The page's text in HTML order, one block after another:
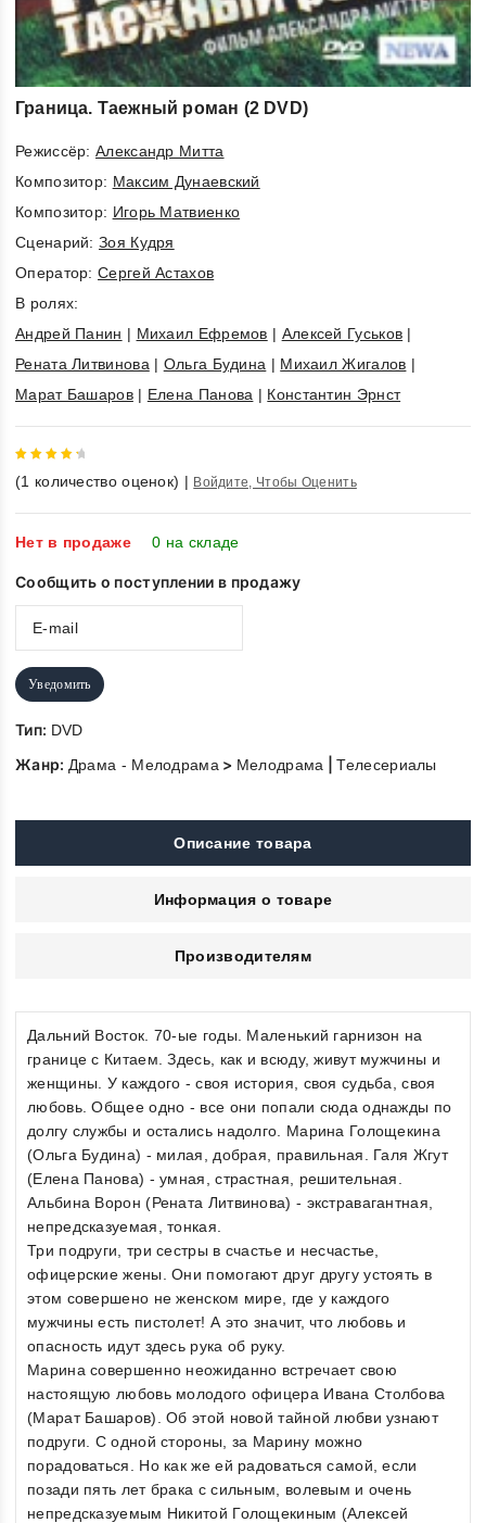
Граница. Таежный роман (2 DVD)
Режиссёр:Александр Митта
Композитор: Максим Дунаевский
Композитор: Игорь Матвиенко
Cценарий: Зоя Кудря
Оператор:Сергей Астахов
В ролях:
Андрей Панин | Михаил Ефремов | Алексей Гуськов |
Рената Литвинова | Ольга Будина | Михаил Жигалов |
Марат Башаров| Елена Панова | Константин Эрнст
of 5
(1 количество оценок) | Войдите, Чтобы Оценить
Нет в продаже 0 на складе
Сообщить о поступлении в продажу
Уведомить
Тип: DVD
Жанр: Драма - Мелодрама > Мелодрама |Телесериалы
Описание товара
Информация о товаре
Производителям
Дальний Восток. 70-ые годы. Маленький гарнизон на
границе с Китаем. Здесь, как и всюду, живут мужчины и
женщины. У каждого - своя история, своя судьба, своя
любовь. Общее одно - все они попали сюда однажды по
долгу службы и остались надолго. Марина Голощекина
(Ольга Будина) - милая, добрая, правильная. Галя Жгут
(Елена Панова) - умная, страстная, решительная.
Альбина Ворон (Рената Литвинова) - экстравагантная,
непредсказуемая, тонкая.
Три подруги, три сестры в счастье и несчастье,
офицерские жены. Они помогают друг другу устоять в
этом совершено не женском мире, где у каждого
мужчины есть пистолет! А это значит, что любовь и
опасность идут здесь рука об руку.
Марина совершенно неожиданно встречает свою
настоящую любовь молодого офицера Ивана Столбова
(Марат Башаров). Об этой новой тайной любви узнают
подруги. С одной стороны, за Марину можно
порадоваться. Но как же ей радоваться самой, если
позади пять лет брака с сильным, волевым и очень
непредсказуемым Никитой Голощекиным (Алексей